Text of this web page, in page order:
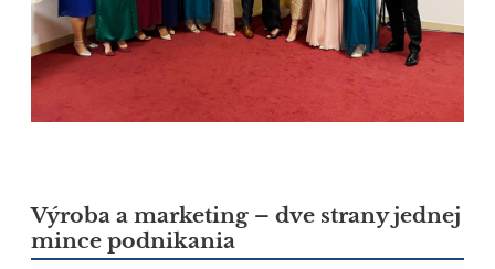
Výroba a marketing – dve strany jednej
mince podnikania